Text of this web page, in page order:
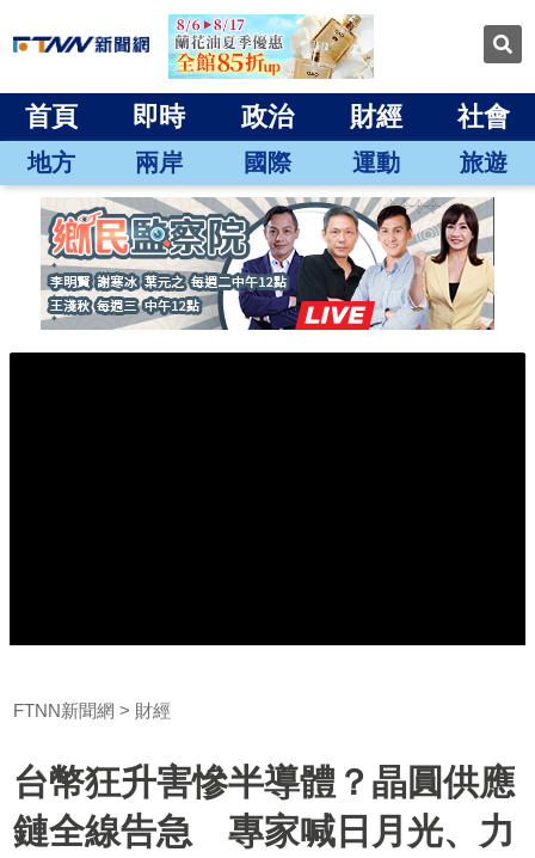
首頁 即時 政治 財經 社會
地方 兩岸 國際 運動 旅遊
FTNN新聞網 財經
台幣狂升害慘半導體？晶圓供應
鏈全線告急 專家喊日月光、力